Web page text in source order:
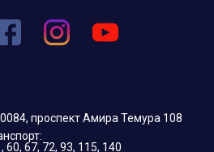
проспект Амира Темура 108
60, 67, 72, 93, 115, 140